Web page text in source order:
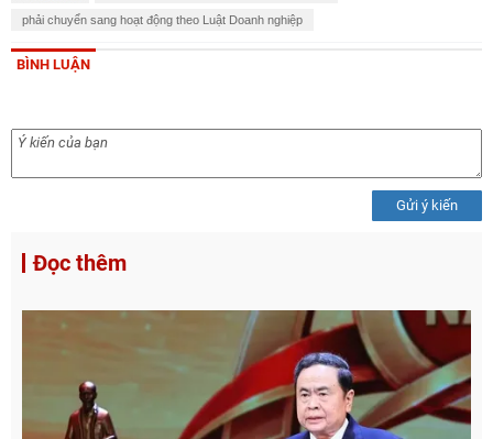
phải chuyển sang hoạt động theo Luật Doanh nghiệp
BÌNH LUẬN
Gửi ý kiến
Đọc thêm